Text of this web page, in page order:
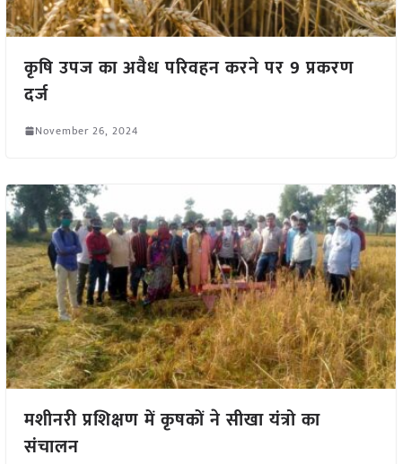
कृषि उपज का अवैध परिवहन करने पर 9 प्रकरण
दर्ज
November 26, 2024
मशीनरी प्रशिक्षण में कृषकों ने सीखा यंत्रो का
संचालन